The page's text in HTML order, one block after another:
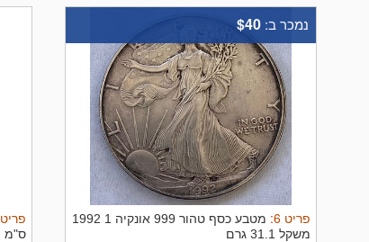
נמכר ב: $40
פריט 6
:
מטבע כסף טהור 999 אונקיה 1 1992
משקל 31.1 גרם
פריט
ס"מ